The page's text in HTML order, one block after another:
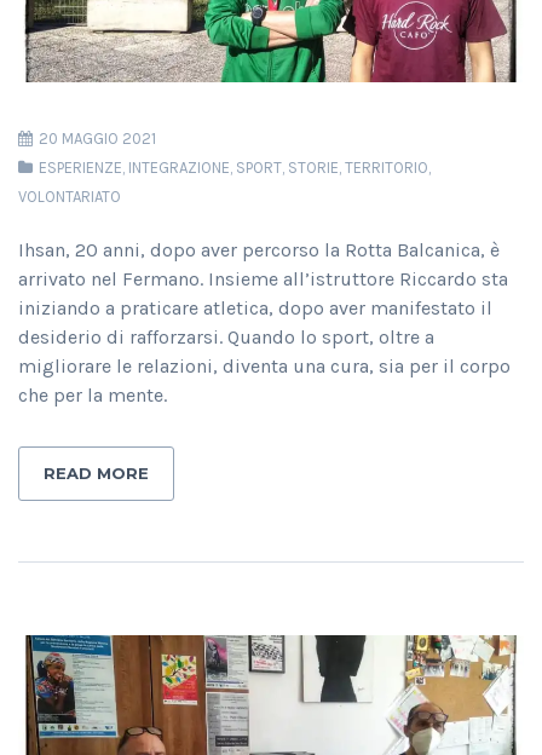
20 MAGGIO 2021
ESPERIENZE INTEGRAZIONE SPORT STORIE TERRITORIO
VOLONTARIATO
Ihsan, 20 anni, dopo aver percorso la Rotta Balcanica, è
arrivato nel Fermano. Insieme all’istruttore Riccardo sta
iniziando a praticare atletica, dopo aver manifestato il
desiderio di rafforzarsi. Quando lo sport, oltre a
migliorare le relazioni, diventa una cura, sia per il corpo
che per la mente.
READ MORE